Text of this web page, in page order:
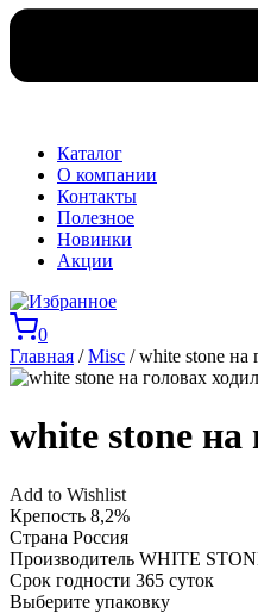
Каталог
О компании
Контакты
Полезное
Новинки
Акции
0
Главная /Misc / white stone на
white stone на
Add to Wishlist
Крепость 8,2%
Страна Россия
Производитель WHITE
Срок годности 365 суток
Выберите упаковку